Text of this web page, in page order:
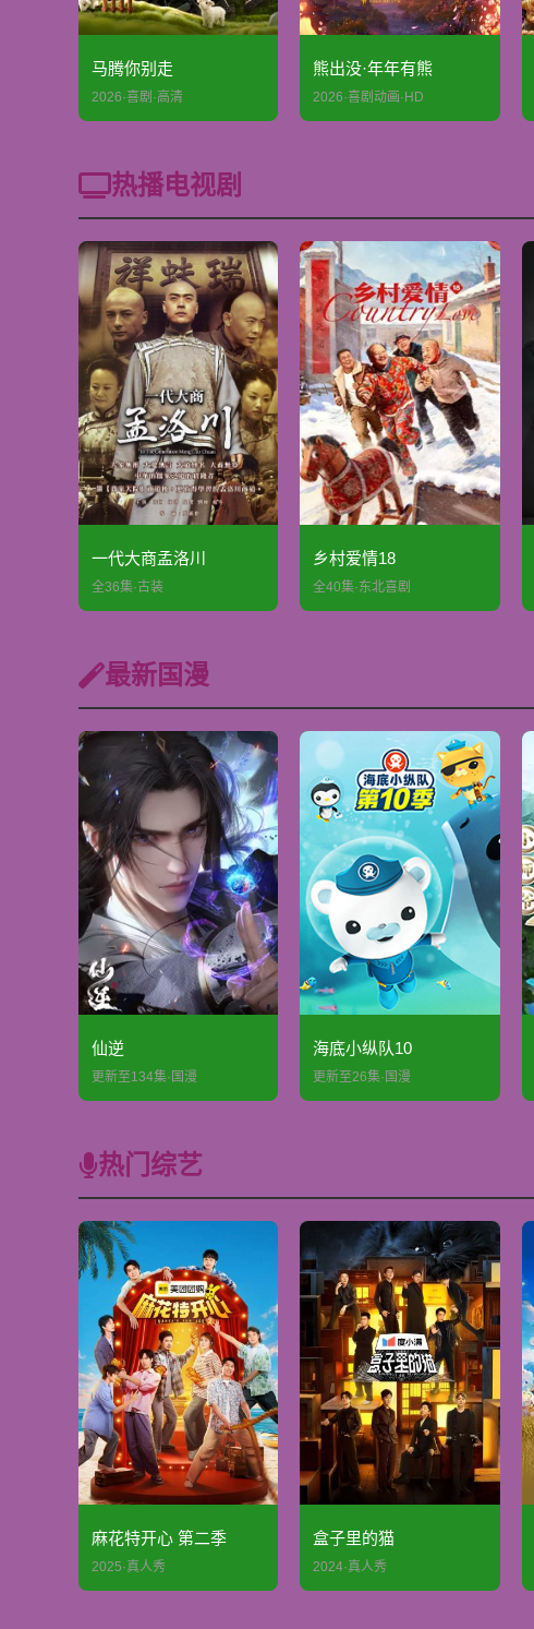
马腾你别走
2026·喜剧·高清
熊出没·年年有熊
2026·喜剧动画·HD
热播电视剧
一代大商孟洛川
全36集·古装
乡村爱情18
全40集·东北喜剧
最新国漫
仙逆
更新至134集·国漫
海底小纵队10
更新至26集·国漫
热门综艺
麻花特开心 第二季
2025·真人秀
盒子里的猫
2024·真人秀